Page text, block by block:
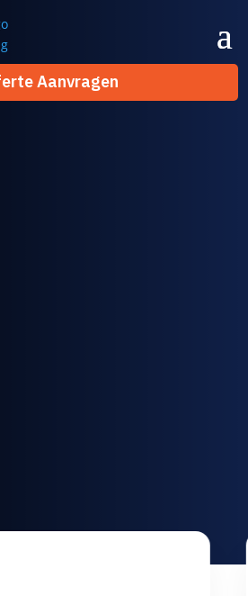
Aanvragen